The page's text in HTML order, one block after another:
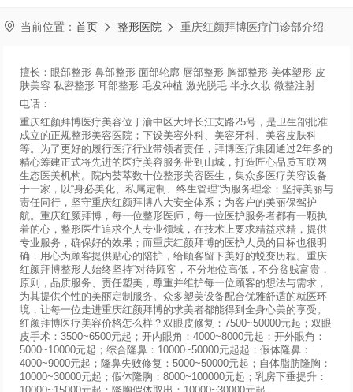
 当前位置：首页  整形医院  重庆红颜拜博医疗门诊部介绍
擅长：眼部整形 鼻部整形 面部轮廓 唇部整形 胸部整形 美体塑形 皮
肤美容 私密整形 耳部整形 毛发种植 激光脱毛 半永久妆 微整注射
电话：
重庆红颜拜博医疗美容位于渝中区大坪长江支路25号，是卫生部批准
成立的正规整形美容医院；下设美容外科、美容牙科、美容皮肤科
等。为了更好的履行医疗行业带领者责任，拜博医疗集团通过2年多的
精心筹建正式将先进的医疗美容服务带到山城，打造匠心品质互联网
生态医美机构。院内荟萃数十位整形美容医生，集众多医疗美容设备
于一家，以“身必美化、私属定制、终生管理”为服务理念；坚持美丽与
责任同行，坚守重庆红颜拜博八大安全体系；为客户的美丽保驾护
航。重庆红颜拜博，每一位整形医师，每一位医护服务者都有一颗执
着的心，整形医生追求个人专业领域，在技术上要求精益求精，提供
专业服务，确保好的效果；而重庆红颜拜博的医护人员的目标也很明
确，用心为顾客提供贴心的陪护，给顾客留下美好的蜕变历程。重庆
红颜拜博整形人始终坚持“对待顾客，不分地位高低，不分贫贱富贵，
原则，品质服务、责任塑美，尊重并维护每一位顾客的想法与需求，
为其提供个性的美丽定制服务。众多塑美设备配合优雅舒适的就医环
境，让每一位走进重庆红颜拜博的求美者都能得到全身心美的享受。
红颜拜博医疗美容价格怎么样？双眼皮修复：7500~50000元起；双眼
皮手术：3500~6500元起；开内眼角：4000~8000元起；开外眼角：
5000~10000元起；综合隆鼻：10000~50000元起起；假体隆鼻：
4000~9000元起；隆鼻失败修复：5000~50000元起；自体脂肪隆胸：
10000~30000元起；假体隆胸：8000~100000元起；乳房下垂提升：